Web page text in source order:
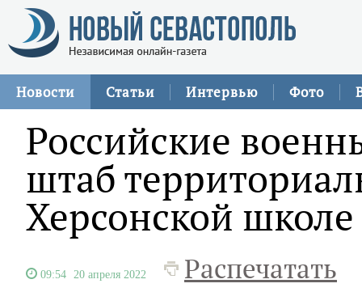
Новости Статьи Интервью Фото
Российские
штаб
Херсонской школе
09:54 20 апреля 2022 Распечатать